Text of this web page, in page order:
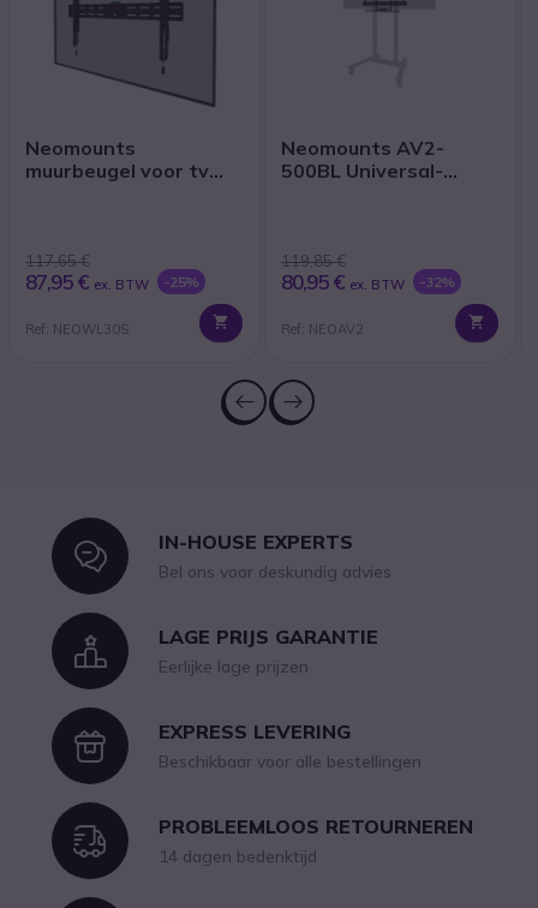
Neomounts
muurbeugel voor tv
117,65 €
87,95 € ex. BTW -25%
Ref: NEOWL30S
Neomounts AV2-
500BL Universal-
119,85 €
80,95 € ex. BTW -32%
Ref: NEOAV2
IconIN-HOUSE EXPERTS
Bel ons voor deskundig advies
IconLAGE PRIJS GARANTIE
Eerlijke lage prijzen
IconEXPRESS LEVERING
Beschikbaar voor alle bestellingen
IconPROBLEEMLOOS RETOURNEREN
14 dagen bedenktijd